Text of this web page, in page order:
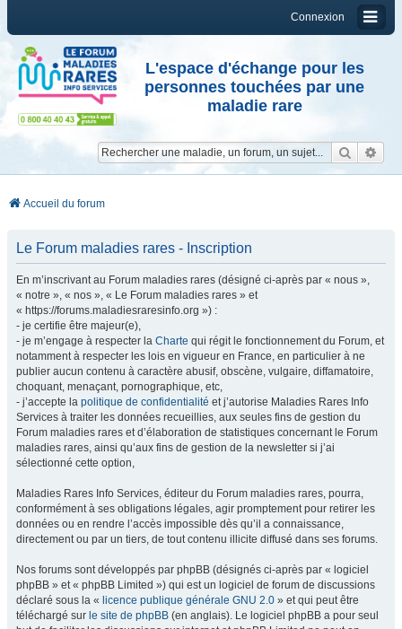
Connexion
L'espace d'échange pour les
personnes touchées par une
maladie rare
Accueil du forum
Le Forum maladies rares - Inscription
En m’inscrivant au Forum maladies rares (désigné ci-après par « nous »,
« notre », « nos », « Le Forum maladies rares » et
« https://forums.maladiesraresinfo.org ») :
- je certifie être majeur(e),
- je m’engage à respecter la Charte qui régit le fonctionnement du Forum, et
notamment à respecter les lois en vigueur en France, en particulier à ne
publier aucun contenu à caractère abusif, obscène, vulgaire, diffamatoire,
choquant, menaçant, pornographique, etc,
- j’accepte la politique de confidentialité et j’autorise Maladies Rares Info
Services à traiter les données recueillies, aux seules fins de gestion du
Forum maladies rares et d’élaboration de statistiques concernant le Forum
maladies rares, ainsi qu’aux fins de gestion de la newsletter si j’ai
sélectionné cette option,
Maladies Rares Info Services, éditeur du Forum maladies rares, pourra,
conformément à ses obligations légales, agir promptement pour retirer les
données ou en rendre l’accès impossible dès qu’il a connaissance,
directement ou par un tiers, de tout contenu illicite diffusé dans ses forums.
Nos forums sont développés par phpBB (désignés ci-après par « logiciel
phpBB » et « phpBB Limited ») qui est un logiciel de forum de discussions
déclaré sous la « licence publique générale GNU 2.0 » et qui peut être
téléchargé sur le site de phpBB (en anglais). Le logiciel phpBB a pour seul